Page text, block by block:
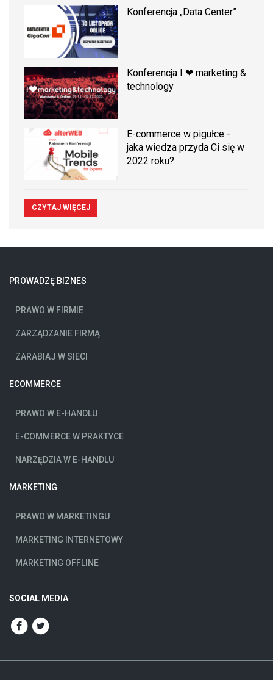
Konferencja „Data Center”
Konferencja I ❤ marketing &
technology
E-commerce w pigułce -
jaka wiedza przyda Ci się w
2022 roku?
CZYTAJ WIĘCEJ
PROWADZĘ BIZNES
PRAWO W FIRMIE
ZARZĄDZANIE FIRMĄ
ZARABIAJ W SIECI
ECOMMERCE
PRAWO W E-HANDLU
E-COMMERCE W PRAKTYCE
NARZĘDZIA W E-HANDLU
MARKETING
PRAWO W MARKETINGU
MARKETING INTERNETOWY
MARKETING OFFLINE
SOCIAL MEDIA